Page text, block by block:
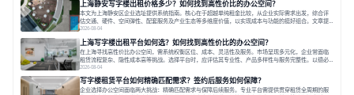
上海静安写字楼出租价格多少？如何找到高性价比的办公空间？
本文为上海静安区企业选址提供系统指南。核心在于超越单纯租金比较，从企业实际需求出发，综合评
估交通、硬件、空间弹性、配套服务及产业生态等多维度价值，以实现成本与功能的挺好组合。文章提
出打破固定工位思维，采用精装灵活空间与共享配套以提升性价比，并通过不同规模企业的实际案例加
以说明。之后指出，专业运营服务商提供的稳定环境、社群活动与产业集聚等增值服务，是很大化空间
价值、助力企业成长的关键。对于许多在
2026-08-04
上海写字楼出租平台如何选？如何找到高性价比的办公空间？
在上海寻找高性价比办公空间，需系统权衡区位、成本、灵活性及服务。市场呈现多元化，企业常面临
租赁流程复杂、隐性成本高等挑战。选择平台时，应评估其专业性、产品多样性与服务完整性。以德必
为例，其提供从空间到生态的解决方案，通过特色园区、灵活产品和丰富配套，满足不同企业需求。企
业应明确自身需求，实地考察，选择能支持长期发展、提升竞争力的办公空间。在上海寻找合适的办公
空间，对于企业行政负责人、中小企业主
2026-08-04
写字楼租赁平台如何精确匹配需求？签约后服务如何保障？
企业选择办公空间面临两大挑战：精确匹配需求与保障后续服务。专业平台需提供贯穿租赁全周期的服